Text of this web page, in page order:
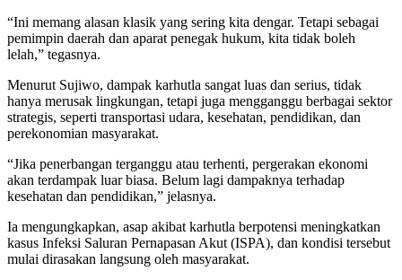
“Ini memang alasan klasik yang sering kita dengar. Tetapi sebagai
pemimpin daerah dan aparat penegak hukum, kita tidak boleh
lelah,” tegasnya.
Menurut Sujiwo, dampak karhutla sangat luas dan serius, tidak
hanya merusak lingkungan, tetapi juga mengganggu berbagai sektor
strategis, seperti transportasi udara, kesehatan, pendidikan, dan
perekonomian masyarakat.
“Jika penerbangan terganggu atau terhenti, pergerakan ekonomi
akan terdampak luar biasa. Belum lagi dampaknya terhadap
kesehatan dan pendidikan,” jelasnya.
Ia mengungkapkan, asap akibat karhutla berpotensi meningkatkan
kasus Infeksi Saluran Pernapasan Akut (ISPA), dan kondisi tersebut
mulai dirasakan langsung oleh masyarakat.